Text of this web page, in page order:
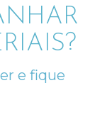
e fique